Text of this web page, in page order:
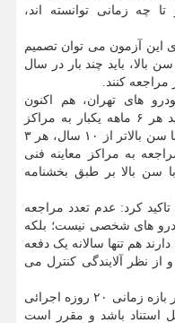
چه زمانی توانسته اند،
این آزمون می توان تصمیم
باید چند بار در سال
کنند.
های تهران، هم اکنون
تاکسی های با سن ۱۰ سال و کمتر باید هر ۶ ماهه یکبار به مراکز
معاینه فنی مراجعه کنند و تاکسی های با سن بالاتر از ۱۰ سال، هر ۳
به مراکز معاینه فنی
بالا بر طبق بخشنامه
کرد: عدم تعدد مراجعه
های شخصی نیست؛ بلکه
هم تنها سالانه یک دفعه
از نظر آلایندگی کنترل می
مالکی اظهار داشت: این طرح حداقل در بازه زمانی ۲۰ روزه اجرائی
استناد باشد و مقرر است